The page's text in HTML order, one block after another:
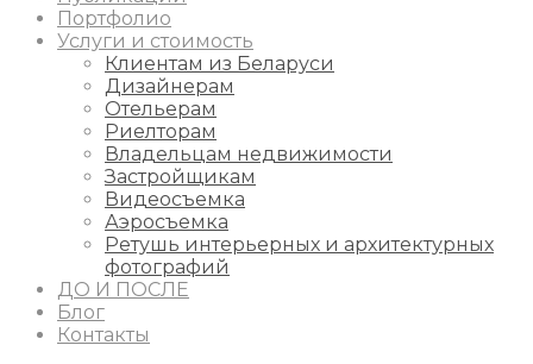
Портфолио
Услуги и стоимость
Клиентам из Беларуси
Дизайнерам
Отельерам
Риелторам
Владельцам недвижимости
Застройщикам
Видеосъемка
Аэросъемка
Ретушь интерьерных и архитектурных
фотографий
ДО И ПОСЛЕ
Блог
Контакты